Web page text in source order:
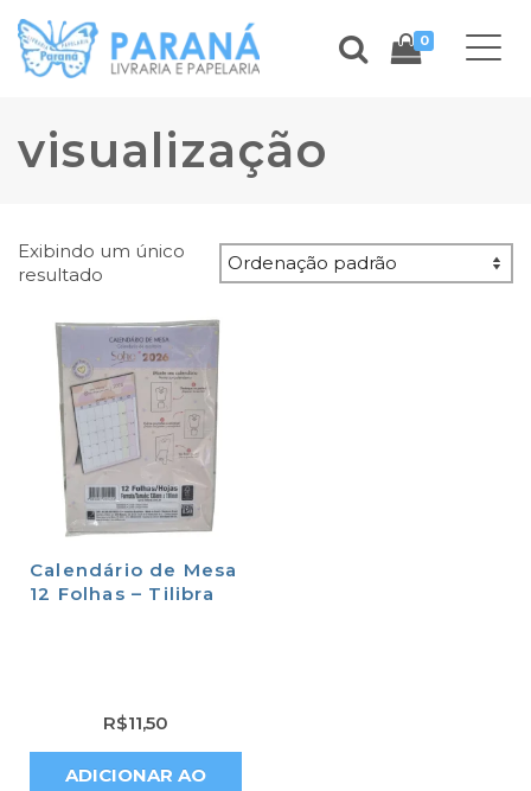
0
visualização
Exibindo um único
resultado
Calendário de Mesa
12 Folhas – Tilibra
R$11,50
ADICIONAR AO